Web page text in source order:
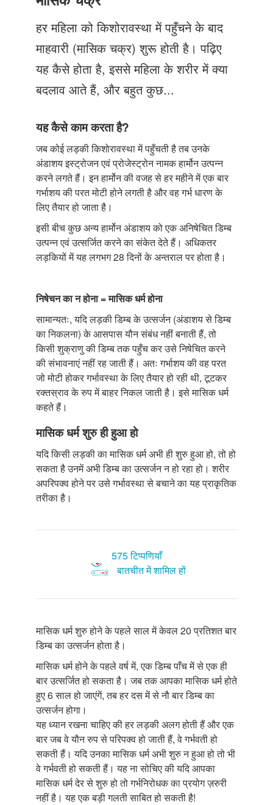
संपर्क करें
हर महिला को किशोरावस्था में पहुँचने के बाद
माहवारी (मासिक चक्र) शुरू होती है। पढ़िए
यह कैसे होता है, इससे महिला के शरीर में क्या
बदलाव आते हैं, और बहुत कुछ...
यह कैसे काम करता है?
जब कोई लड़की किशोरावस्था में पहुँचती है तब उनके
अंडाशय इस्ट्रोजन एवं प्रोजेस्ट्रोन नामक हार्मोन उत्पन्न
करने लगते हैं। इन हार्मोन की वजह से हर महीने में एक बार
गर्भाशय की परत मोटी होने लगती है और वह गर्भ धारण के
लिए तैयार हो जाता है।
इसी बीच कुछ अन्य हार्मोन अंडाशय को एक अनिषेचित डिम्ब
उत्पन्न एवं उत्सर्जित करने का संकेत देते हैं। अधिकतर
लड़कियों में यह लगभग 28 दिनों के अन्तराल पर होता है।
निषेचन का न होना = मासिक धर्म होना
सामान्यतः, यदि लड़की डिम्ब के उत्सर्जन (अंडाशय से डिम्ब
का निकलना) के आसपास यौन संबंध नहीं बनाती हैं, तो
किसी शुक्राणु की डिम्ब तक पहुँच कर उसे निषेचित करने
की संभावनाएं नहीं रह जाती हैं। अतः गर्भाशय की वह परत
जो मोटी होकर गर्भावस्था के लिए तैयार हो रही थी, टूटकर
रक्तस्राव के रुप में बाहर निकल जाती है। इसे मासिक धर्म
कहते हैं।
मासिक धर्म शुरु ही हुआ हो
यदि किसी लड़की का मासिक धर्म अभी ही शुरु हुआ हो, तो हो
सकता है उनमें अभी डिम्ब का उत्सर्जन न हो रहा हो। शरीर
अपरिपक्व होने पर उसे गर्भावस्था से बचाने का यह प्राकृतिक
तरीका है।
575 टिप्पणियाँ
बातचीत में शामिल हों
मासिक धर्म शुरु होने के पहले साल में केवल 20 प्रतिशत बार
डिम्ब का उत्सर्जन होता है।
मासिक धर्म होने के पहले वर्ष में, एक डिम्ब पाँच में से एक ही
बार उत्सर्जित हो सकता है। जब तक आपका मासिक धर्म होते
हुए 6 साल हो जाएंगें, तब हर दस में से नौ बार डिम्ब का
उत्सर्जन होगा।
यह ध्यान रखना चाहिए की हर लड़की अलग होती हैं और एक
बार जब वे यौन रुप से परिपक्व हो जाती हैं, वे गर्भवती हो
सकती हैं। यदि उनका मासिक धर्म अभी शुरु न हुआ हो तो भी
वे गर्भवती हो सकती हैं। यह ना सोचिए की यदि आपका
मासिक धर्म देर से शुरु हो तो गर्भनिरोधक का प्रयोग ज़रुरी
नहीं है। यह एक बड़ी गलती साबित हो सकती है!